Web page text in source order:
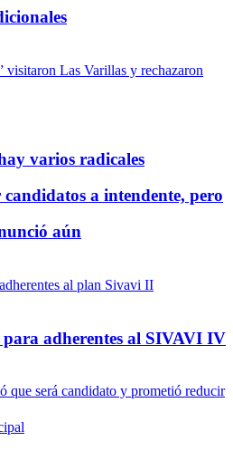
varios radicales
candidatos a intendente, pero
aún
adherentes al SIVAVI IV